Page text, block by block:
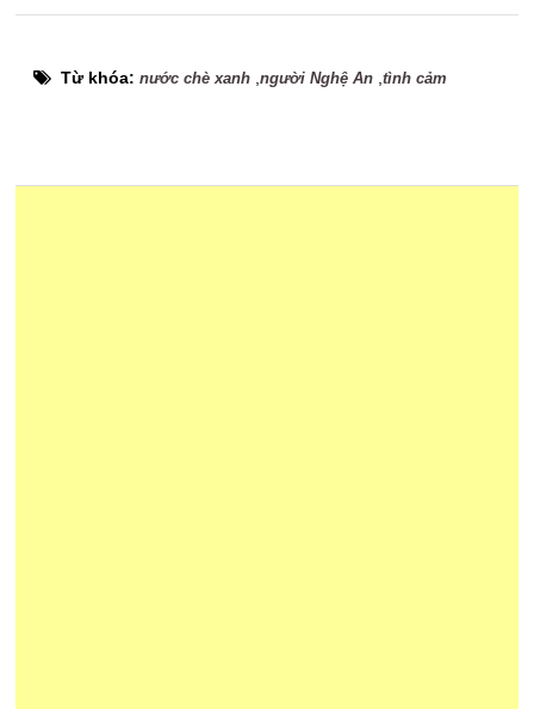
Từ khóa:nước chè xanh ,người Nghệ An ,tình cảm